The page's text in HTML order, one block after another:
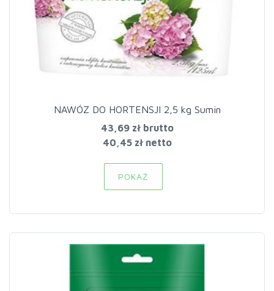
NAWÓZ DO HORTENSJI 2,5 kg Sumin
43,69 złbrutto
40,45 zł netto
POKAŻ